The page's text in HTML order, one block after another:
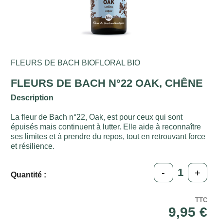
FLEURS DE BACH BIOFLORAL BIO
FLEURS DE BACH N°22 OAK, CHÊNE
Description
La fleur de Bach n°22, Oak, est pour ceux qui sont
épuisés mais continuent à lutter. Elle aide à reconnaître
ses limites et à prendre du repos, tout en retrouvant force
et résilience.
Quantité : - +
TTC
9,95 €